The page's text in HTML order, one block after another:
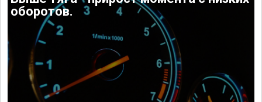
оборотов.